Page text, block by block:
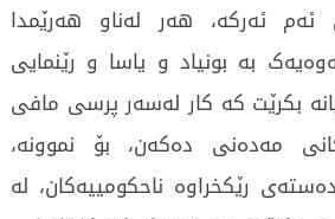
ئەم ئەرکە، هەر لەناو هەرێمدا
بە بونیاد و یاسا و رێنمایی
بکرێت کە کار لەسەر پرسی مافی
مەدەنی دەکەن، بۆ نموونە،
رێکخراوە ناحکومییەکان، لە